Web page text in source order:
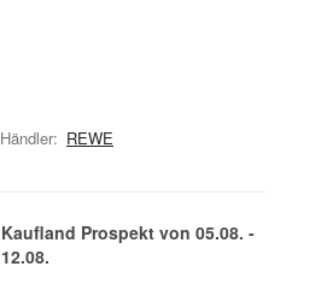
Händler: REWE
Kaufland Prospekt von 05.08. -
12.08.